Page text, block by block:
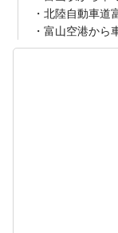
・北陸自動車道
・富山空港から